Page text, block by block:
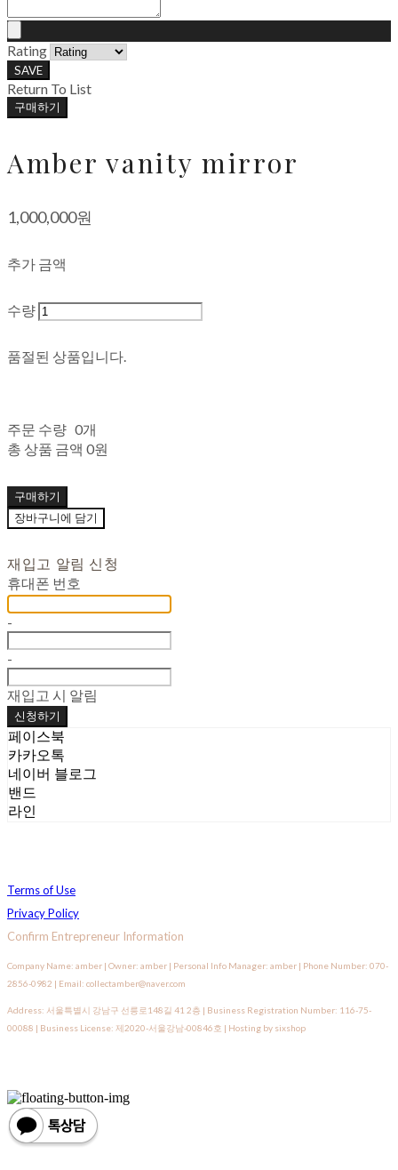
Rating
SAVE
Return To List
구매하기
Amber vanity mirror
1,000,000원
추가 금액
수량
품절된 상품입니다.
주문 수량 0개
총 상품 금액 0원
구매하기
장바구니에 담기
재입고 알림 신청
휴대폰 번호
-
-
재입고 시 알림
신청하기
페이스북
카카오톡
네이버 블로그
밴드
라인
Terms of Use
Privacy Policy
Confirm Entrepreneur Information
Company Name: amber | Owner: amber | Personal Info Manager: amber | Phone Number: 070-
2856-0982 | Email: collectamber@naver.com
Address: 서울특별시 강남구 선릉로148길 41 2층 | Business Registration Number: 116-75-
00088 | Business License: 제2020-서울강남-00846호 | Hosting by sixshop